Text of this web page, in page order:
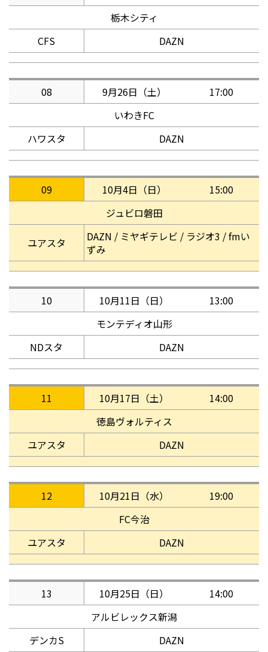
栃木シティ
CFS
DAZN
08 9月26日（土）
17:00
いわきFC
ハワスタ
DAZN
09 10月4日（日）
15:00
ジュビロ磐田
ユアスタ
DAZN / ミヤギテレビ / ラジオ3 / fmい
ずみ
10 10月11日（日）
13:00
モンテディオ山形
NDスタ
DAZN
11 10月17日（土）
14:00
徳島ヴォルティス
ユアスタ
DAZN
12 10月21日（水）
19:00
FC今治
ユアスタ
DAZN
13 10月25日（日）
14:00
アルビレックス新潟
デンカS
DAZN